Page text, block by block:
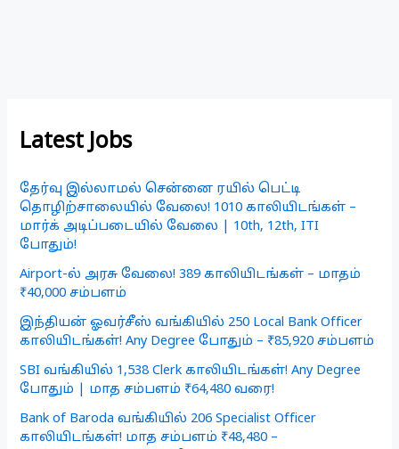
Latest Jobs
தேர்வு இல்லாமல் சென்னை ரயில் பெட்டி
தொழிற்சாலையில் வேலை! 1010 காலியிடங்கள் –
மார்க் அடிப்படையில் வேலை | 10th, 12th, ITI
போதும்!
Airport-ல் அரசு வேலை! 389 காலியிடங்கள் – மாதம்
₹40,000 சம்பளம்
இந்தியன் ஓவர்சீஸ் வங்கியில் 250 Local Bank Officer
காலியிடங்கள்! Any Degree போதும் – ₹85,920 சம்பளம்
SBI வங்கியில் 1,538 Clerk காலியிடங்கள்! Any Degree
போதும் | மாத சம்பளம் ₹64,480 வரை!
Bank of Baroda வங்கியில் 206 Specialist Officer
காலியிடங்கள்! மாத சம்பளம் ₹48,480 –